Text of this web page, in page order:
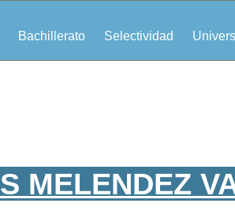
Bachillerato Selectividad
MELENDEZ